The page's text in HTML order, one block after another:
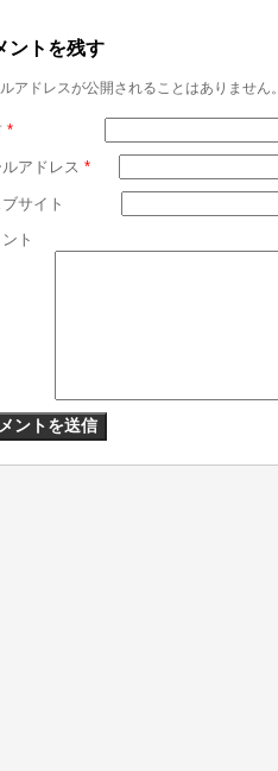
ントを残す
アドレスが公開されることはありません。
*
アドレス *
サイト
ト